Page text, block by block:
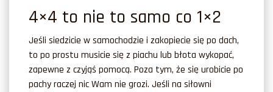
4×4 to nie to samo co 1×2
Jeśli siedzicie w samochodzie i zakopiecie się po dach,
to po prostu musicie się z piachu lub błota wykopać,
zapewne z czyjąś pomocą. Poza tym, że się urobicie po
pachy raczej nic Wam nie grozi. Jeśli na siłowni